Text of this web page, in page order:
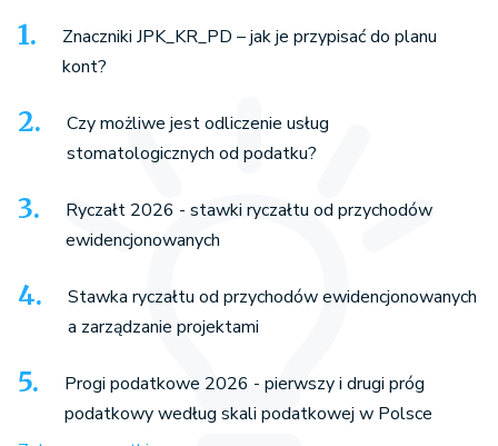
Znaczniki JPK_KR_PD – jak je przypisać do planu
kont?
Czy możliwe jest odliczenie usług
stomatologicznych od podatku?
Ryczałt 2026 - stawki ryczałtu od przychodów
ewidencjonowanych
Stawka ryczałtu od przychodów ewidencjonowanych
a zarządzanie projektami
Progi podatkowe 2026 - pierwszy i drugi próg
podatkowy według skali podatkowej w Polsce